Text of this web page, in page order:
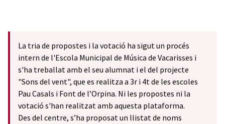
La tria de propostes i la votació ha sigut un procés
intern de l'Escola Municipal de Música de Vacarisses i
s'ha treballat amb el seu alumnat i el del projecte
"Sons del vent", que es realitza a 3r i 4t de les escoles
Pau Casals i Font de l’Orpina. Ni les propostes ni la
votació s'han realitzat amb aquesta plataforma.
Des del centre, s’ha proposat un llistat de noms